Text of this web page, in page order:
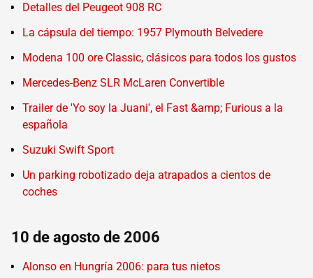
Detalles del Peugeot 908 RC
La cápsula del tiempo: 1957 Plymouth Belvedere
Modena 100 ore Classic, clásicos para todos los gustos
Mercedes-Benz SLR McLaren Convertible
Trailer de 'Yo soy la Juani', el Fast &amp; Furious a la
española
Suzuki Swift Sport
Un parking robotizado deja atrapados a cientos de
coches
10 de agosto de 2006
Alonso en Hungría 2006: para tus nietos